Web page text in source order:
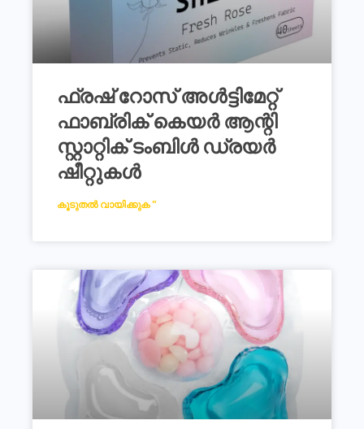
ഫ്രഷ് റോസ് അൾട്ടിമേറ്റ്
ഫാബ്രിക് കെയർ ആന്റി
സ്റ്റാറ്റിക് ടംബിൾ ഡ്രയർ
ഷീറ്റുകൾ
കൂടുതൽ വായിക്കുക "